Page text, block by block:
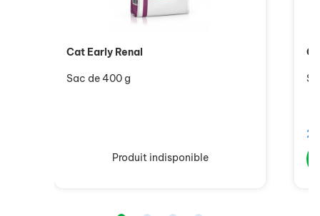
Cat Early Renal
Sac de 400 g
Produit indisponible